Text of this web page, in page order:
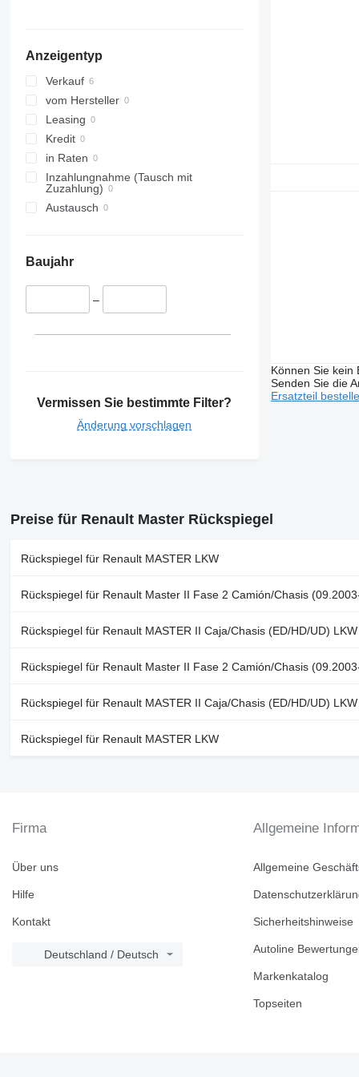
Anzeigentyp
Verkauf
vom Hersteller
Leasing
Kredit
in Raten
Inzahlungnahme (Tausch mit
Zuzahlung)
Austausch
Baujahr
–
Vermissen Sie bestimmte Filter?
Änderung vorschlagen
Können Sie kein
Senden Sie die
Ersatzteil
Preise für Renault Master Rückspiegel
Rückspiegel für Renault MASTER LKW
Rückspiegel für Renault Master II Fase 2 Camión/Chasis
Rückspiegel für Renault MASTER II Caja/Chasis (ED/HD/UD) LKW
Rückspiegel für Renault Master II Fase 2 Camión/Chasis
Rückspiegel für Renault MASTER II Caja/Chasis (ED/HD/UD) LKW
Rückspiegel für Renault MASTER LKW
Firma
Über uns
Hilfe
Kontakt
Deutschland / Deutsch
Allgemeine
Allgemeine
Sicherheitshinweise
Autoline
Markenkatalog
Topseiten